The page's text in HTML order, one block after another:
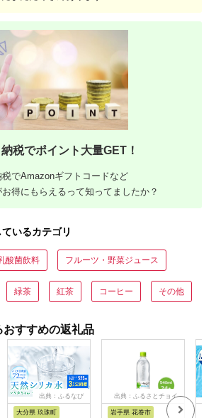
税でポイント大量GET！
でAmazonギフトコードなど
得にもらえるって知ってましたか？
いるカテゴリ
酸菌飲料 フルーツ・野菜ジュース
緑茶 紅茶 コーヒー その他
すすめの返礼品
出典：ふるなび
大分県 玖珠町
出典：ふるさとチョイ
岩手県 花巻市